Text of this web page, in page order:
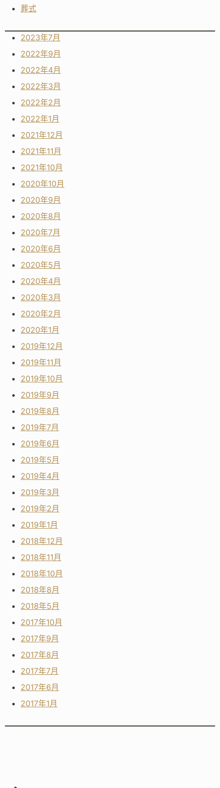
葬式
2023年7月
2022年9月
2022年4月
2022年3月
2022年2月
2022年1月
2021年12月
2021年11月
2021年10月
2020年10月
2020年9月
2020年8月
2020年7月
2020年6月
2020年5月
2020年4月
2020年3月
2020年2月
2020年1月
2019年12月
2019年11月
2019年10月
2019年9月
2019年8月
2019年7月
2019年6月
2019年5月
2019年4月
2019年3月
2019年2月
2019年1月
2018年12月
2018年11月
2018年10月
2018年8月
2018年5月
2017年10月
2017年9月
2017年8月
2017年7月
2017年6月
2017年1月